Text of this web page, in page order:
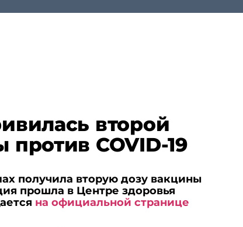
второй
COVID-19
получила вторую дозу вакцины
прошла в Центре здоровья
на официальной странице